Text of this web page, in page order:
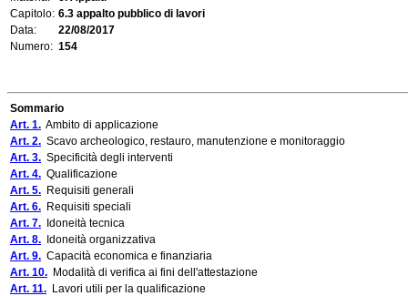
Capitolo: 6.3 appalto pubblico di lavori
Data:
22/08/2017
Numero: 154
Sommario
Art. 1. Ambito di applicazione
Art. 2. Scavo archeologico, restauro, manutenzione e monitoraggio
Art. 3. Specificità degli interventi
Art. 4. Qualificazione
Art. 5. Requisiti generali
Art. 6. Requisiti speciali
Art. 7. Idoneità tecnica
Art. 8. Idoneità organizzativa
Art. 9. Capacità economica e finanziaria
Art. 10. Modalità di verifica ai fini dell'attestazione
Art. 11. Lavori utili per la qualificazione